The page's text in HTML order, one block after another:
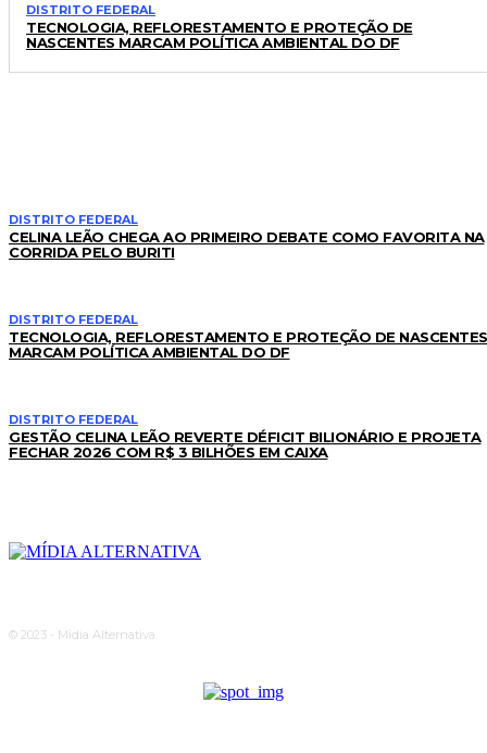
DISTRITO FEDERAL
TECNOLOGIA, REFLORESTAMENTO E PROTEÇÃO DE
NASCENTES MARCAM POLÍTICA AMBIENTAL DO DF
DISTRITO FEDERAL
CELINA LEÃO CHEGA AO PRIMEIRO DEBATE COMO FAVORITA NA
CORRIDA PELO BURITI
DISTRITO FEDERAL
TECNOLOGIA, REFLORESTAMENTO E PROTEÇÃO DE NASCENTES
MARCAM POLÍTICA AMBIENTAL DO DF
DISTRITO FEDERAL
GESTÃO CELINA LEÃO REVERTE DÉFICIT BILIONÁRIO E PROJETA
FECHAR 2026 COM R$ 3 BILHÕES EM CAIXA
© 2023 - Midia Alternativa.